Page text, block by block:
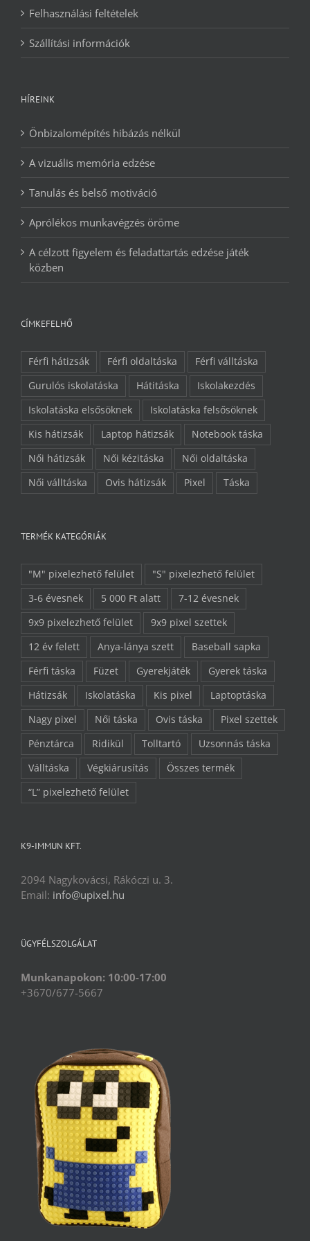
Felhasználási feltételek
Szállítási információk
HÍREINK
Önbizalomépítés hibázás nélkül
A vizuális memória edzése
Tanulás és belső motiváció
Aprólékos munkavégzés öröme
A célzott figyelem és feladattartás edzése játék
közben
CÍMKEFELHŐ
Férfi hátizsák Férfi oldaltáska
Férfi válltáska
Gurulós iskolatáska
Hátitáska
Iskolakezdés
Iskolatáska elsősöknek
Iskolatáska felsősöknek
Kis hátizsák
Laptop hátizsák
Notebook táska
Női hátizsák
Női kézitáska
Női oldaltáska
Női válltáska
Ovis hátizsák Pixel Táska
TERMÉK KATEGÓRIÁK
"M" pixelezhető felület
"S" pixelezhető felület
3-6 évesnek
5 000 Ft alatt
7-12 évesnek
9x9 pixelezhető felület
9x9 pixel szettek
12 év felett
Anya-lánya szett
Baseball sapka
Férfi táska
Füzet Gyerekjáték
Gyerek táska
Hátizsák
Iskolatáska Kis pixel
Laptoptáska
Nagy pixel
Női táska Ovis táska
Pixel szettek
Pénztárca
Ridikül Tolltartó
Uzsonnás táska
Válltáska
Végkiárusítás
Összes termék
“L” pixelezhető felület
K9-IMMUN KFT.
2094 Nagykovácsi, Rákóczi u. 3.
Email: info@upixel.hu
ÜGYFÉLSZOLGÁLAT
Munkanapokon: 10:00-17:00
+3670/677-5667